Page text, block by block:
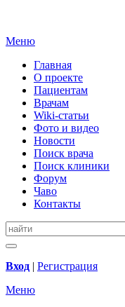
Меню
Главная
О проекте
Пациентам
Врачам
Wiki-статьи
Фото и видео
Новости
Поиск врача
Поиск клиники
Форум
Чаво
Контакты
Вход | Регистрация
Меню